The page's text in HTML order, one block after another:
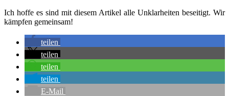
Ich hof­fe es sind mit die­sem Arti­kel alle Unklar­hei­ten besei­tigt. Wir
kämp­fen gemeinsam!
tei­len
tei­len
tei­len
tei­len
E‑Mail